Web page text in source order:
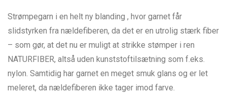
Strømpegarn i en helt ny blanding , hvor garnet får
slidstyrken fra nældefiberen, da det er en utrolig stærk fiber
– som gør, at det nu er muligt at strikke stømper i ren
NATURFIBER, altså uden kunststoftilsætning som f.eks.
nylon. Samtidig har garnet en meget smuk glans og er let
meleret, da nældefiberen ikke tager imod farve.